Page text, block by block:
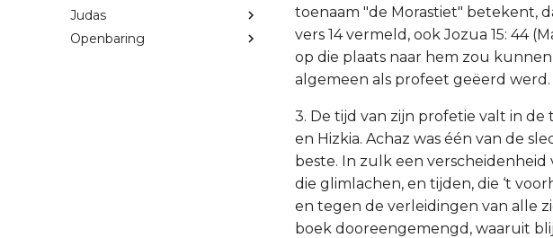
Judas
Openbaring
toenaam "de Morastiet" betekent,
vers 14 vermeld, ook Jozua 15: 44
op die plaats naar hem zou
algemeen als profeet geëerd werd.
3. De tijd van zijn profetie valt in de
en Hizkia. Achaz was één van de
beste. In zulk een
die glimlachen, en tijden, die ‘t
en tegen de verleidingen van alle
boek dooreengemengd, waaruit